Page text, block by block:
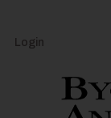
Login